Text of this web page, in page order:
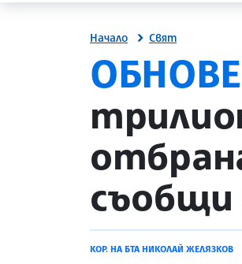
Начало Свят
site.bta
съобщи
КОР. НА БТА НИКОЛАЙ ЖЕЛЯЗКОВ